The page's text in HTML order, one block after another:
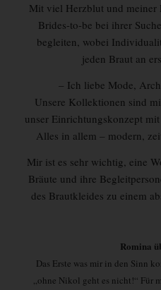
Mit viel Herzblut und meiner
Brides-to-be bei ihrer
begleiten, wobei
jeden Braut an
– Ich liebe Mode,
Unsere Kollektionen sind
unser Einrichtungskonzept
Alles in allem – modern,
Mir ist es sehr wichtig, eine
Bräute und ihre
des Brautkleides zu einem
Romina
Das Erste was mir in den Sinn
„ohne Nikol geht es nicht!“ Für